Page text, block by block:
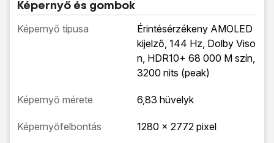
Képernyő és gombok
Képernyő típusa
Érintésérzékeny AMOLED
kijelző, 144 Hz, Dolby Viso
n, HDR10+ 68 000 M szín,
3200 nits (peak)
Képernyő mérete 6,83 hüvelyk
Képernyőfelbontás 1280 x 2772 pixel